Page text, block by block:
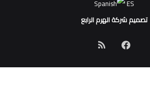
ES
تصميم شركة الهرم الرابع
فيسبوكملخص
الموقع